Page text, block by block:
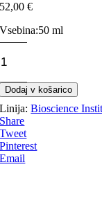
52,00€
Vsebina:50 ml
Dodaj v košarico
Linija:Bioscience
Share
Tweet
Pinterest
Email